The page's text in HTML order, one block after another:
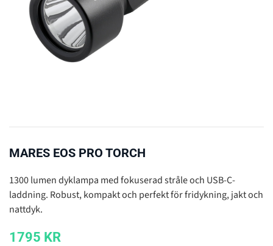
MARES EOS PRO TORCH
1300 lumen dyklampa med fokuserad stråle och USB-C-
laddning. Robust, kompakt och perfekt för fridykning, jakt och
nattdyk.
1795 KR